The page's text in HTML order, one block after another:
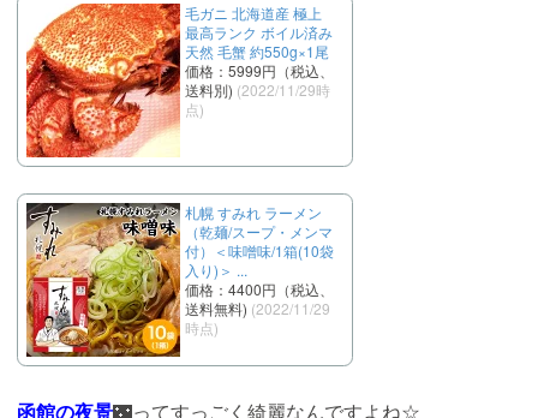
毛ガニ 北海道産 極上
最高ランク ボイル済み
天然 毛蟹 約550g×1尾
価格：5999円（税込、
送料別) (2022/11/29時
点)
札幌 すみれ ラーメン
（乾麺/スープ・メンマ
付）＜味噌味/1箱(10袋
入り)＞ ...
価格：4400円（税込、
送料無料) (2022/11/29
時点)
函館の夜景🌃ってすっごく綺麗なんですよね☆